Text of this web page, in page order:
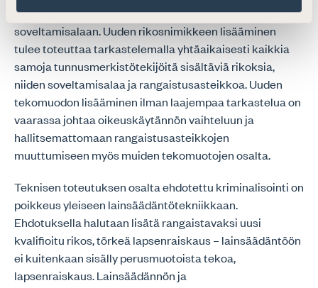
muiden rikosten rangaistusasteikkoihin ja
soveltamisalaan. Uuden rikosnimikkeen lisääminen
tulee toteuttaa tarkastelemalla yhtäaikaisesti kaikkia
samoja tunnusmerkistötekijöitä sisältäviä rikoksia,
niiden soveltamisalaa ja rangaistusasteikkoa. Uuden
tekomuodon lisääminen ilman laajempaa tarkastelua on
vaarassa johtaa oikeuskäytännön vaihteluun ja
hallitsemattomaan rangaistusasteikkojen
muuttumiseen myös muiden tekomuotojen osalta.
Teknisen toteutuksen osalta ehdotettu kriminalisointi on
poikkeus yleiseen lainsäädäntötekniikkaan.
Ehdotuksella halutaan lisätä rangaistavaksi uusi
kvalifioitu rikos, törkeä lapsenraiskaus – lainsäädäntöön
ei kuitenkaan sisälly perusmuotoista tekoa,
lapsenraiskaus. Lainsäädännön ja